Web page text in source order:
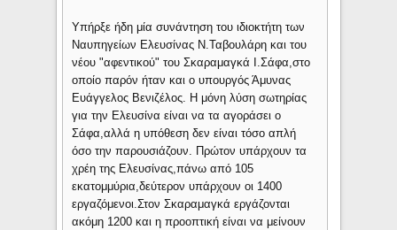
Υπήρξε ήδη μία συνάντηση του ιδιοκτήτη των
Ναυπηγείων Ελευσίνας Ν.Ταβουλάρη και του
νέου "αφεντικού" του Σκαραμαγκά Ι.Σάφα,στο
οποίο παρόν ήταν και ο υπουργός Άμυνας
Ευάγγελος Βενιζέλος. Η μόνη λύση σωτηρίας
για την Ελευσίνα είναι να τα αγοράσει ο
Σάφα,αλλά η υπόθεση δεν είναι τόσο απλή
όσο την παρουσιάζουν. Πρώτον υπάρχουν τα
χρέη της Ελευσίνας,πάνω από 105
εκατομμύρια,δεύτερον υπάρχουν οι 1400
εργαζόμενοι.Στον Σκαραμαγκά εργάζονται
ακόμη 1200 και η προοπτική είναι να μείνουν